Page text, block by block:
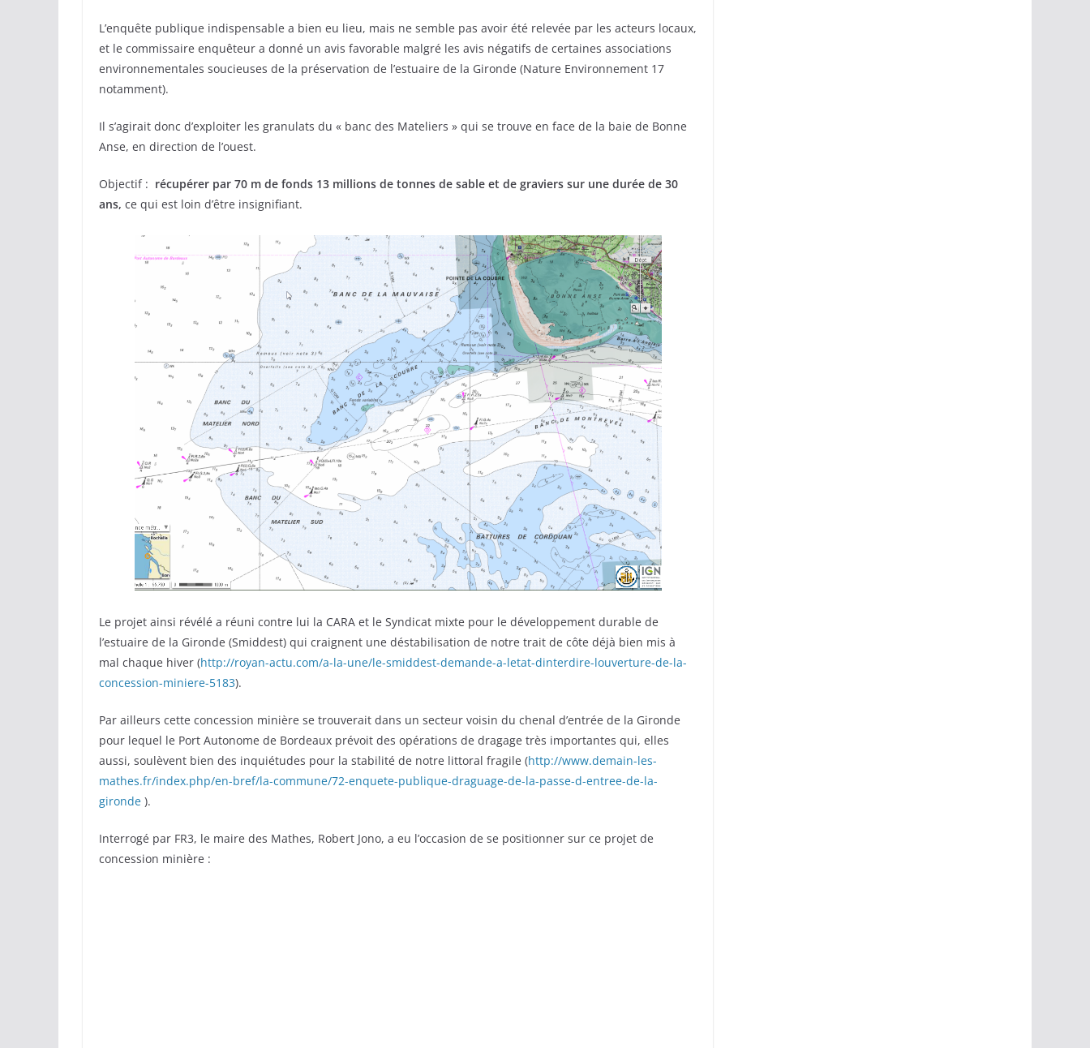
L’enquête publique indispensable a bien eu lieu, mais ne semble pas avoir été relevée par les acteurs locaux,
et le commissaire enquêteur a donné un avis favorable malgré les avis négatifs de certaines associations
environnementales soucieuses de la préservation de l’estuaire de la Gironde (Nature Environnement 17
notamment).
Il s’agirait donc d’exploiter les granulats du « banc des Mateliers » qui se trouve en face de la baie de Bonne
Anse, en direction de l’ouest.
Objectif : récupérer par 70 m de fonds 13 millions de tonnes de sable et de graviers sur une durée de 30
ans, ce qui est loin d’être insignifiant.
Le projet ainsi révélé a réuni contre lui la CARA et le Syndicat mixte pour le développement durable de
l’estuaire de la Gironde (Smiddest) qui craignent une déstabilisation de notre trait de côte déjà bien mis à
mal chaque hiver (http://royan-actu.com/a-la-une/le-smiddest-demande-a-letat-dinterdire-louverture-de-la-
concession-miniere-5183).
Par ailleurs cette concession minière se trouverait dans un secteur voisin du chenal d’entrée de la Gironde
pour lequel le Port Autonome de Bordeaux prévoit des opérations de dragage très importantes qui, elles
aussi, soulèvent bien des inquiétudes pour la stabilité de notre littoral fragile (http://www.demain-les-
mathes.fr/index.php/en-bref/la-commune/72-enquete-publique-draguage-de-la-passe-d-entree-de-la-
gironde ).
Interrogé par FR3, le maire des Mathes, Robert Jono, a eu l’occasion de se positionner sur ce projet de
concession minière :